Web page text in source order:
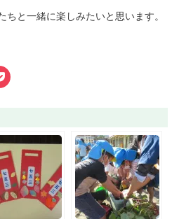
と一緒に楽しみたいと思います。